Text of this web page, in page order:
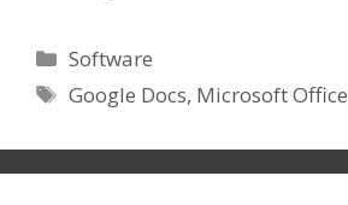
Categorías
Software
Etiquetas
Google Docs, Microsoft Office